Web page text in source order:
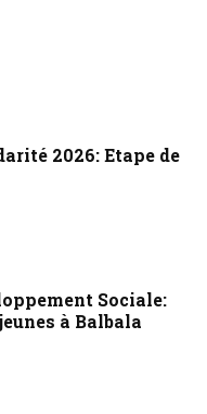
2026: Etape de
Sociale:
à Balbala